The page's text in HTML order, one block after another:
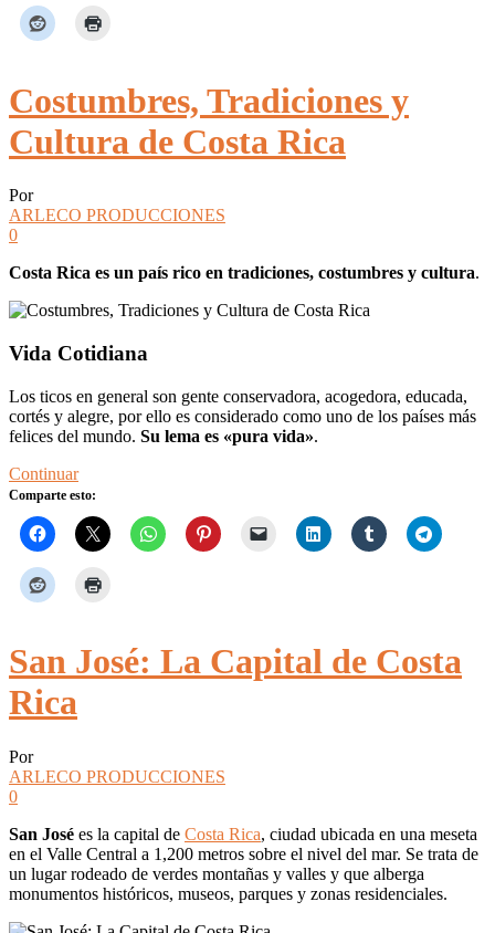
Costumbres, Tradiciones y
Cultura de Costa Rica
Por
ARLECO PRODUCCIONES
0
Costa Rica es un país rico en tradiciones, costumbres y cultura.
Vida Cotidiana
Los ticos en general son gente conservadora, acogedora, educada,
cortés y alegre, por ello es considerado como uno de los países más
felices del mundo. Su lema es «pura vida».
Continuar
Comparte esto:
San José: La Capital de Costa
Rica
Por
ARLECO PRODUCCIONES
0
San José es la capital de Costa Rica, ciudad ubicada en una meseta
en el Valle Central a 1,200 metros sobre el nivel del mar. Se trata de
un lugar rodeado de verdes montañas y valles y que alberga
monumentos históricos, museos, parques y zonas residenciales.